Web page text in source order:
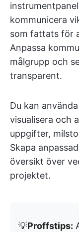
kommunicera
som fattats för
Anpassa
målgrupp och
transparent.
Du kan använda
visualisera och
uppgifter,
Skapa
översikt över
projektet.
💡Proffstips: